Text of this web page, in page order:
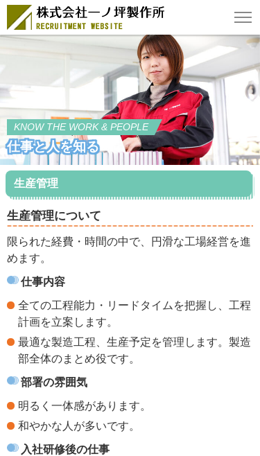
KNOW THE WORK & PEOPLE
仕事と人を知る
生産管理
生産管理について
限られた経費・時間の中で、円滑な工場経営を進
めます。
仕事内容
全ての工程能力・リードタイムを把握し、工程
計画を立案します。
最適な製造工程、生産予定を管理します。製造
部全体のまとめ役です。
部署の雰囲気
明るく一体感があります。
和やかな人が多いです。
入社研修後の仕事